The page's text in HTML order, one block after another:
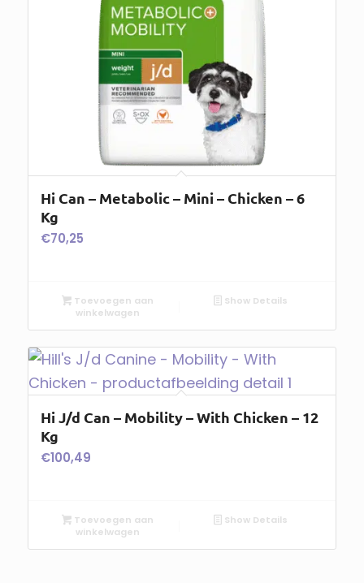
Hi Can – Metabolic – Mini – Chicken – 6
Kg
€70,25
Toevoegen aan
winkelwagen
Show Details
Hi J/d Can – Mobility – With Chicken – 12
Kg
€100,49
Toevoegen aan
winkelwagen
Show Details